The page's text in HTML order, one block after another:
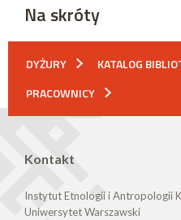
Na skróty
DYŻURY KATALOG
PRACOWNICY
Kontakt
Instytut Etnologii i Antropologii
Uniwersytet Warszawski